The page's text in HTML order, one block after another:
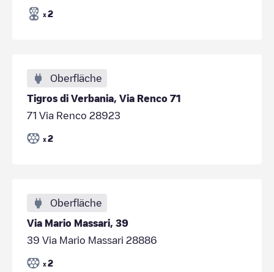
x 2
Oberfläche
Tigros di Verbania, Via Renco 71
71 Via Renco 28923
x 2
Oberfläche
Via Mario Massari, 39
39 Via Mario Massari 28886
x 2